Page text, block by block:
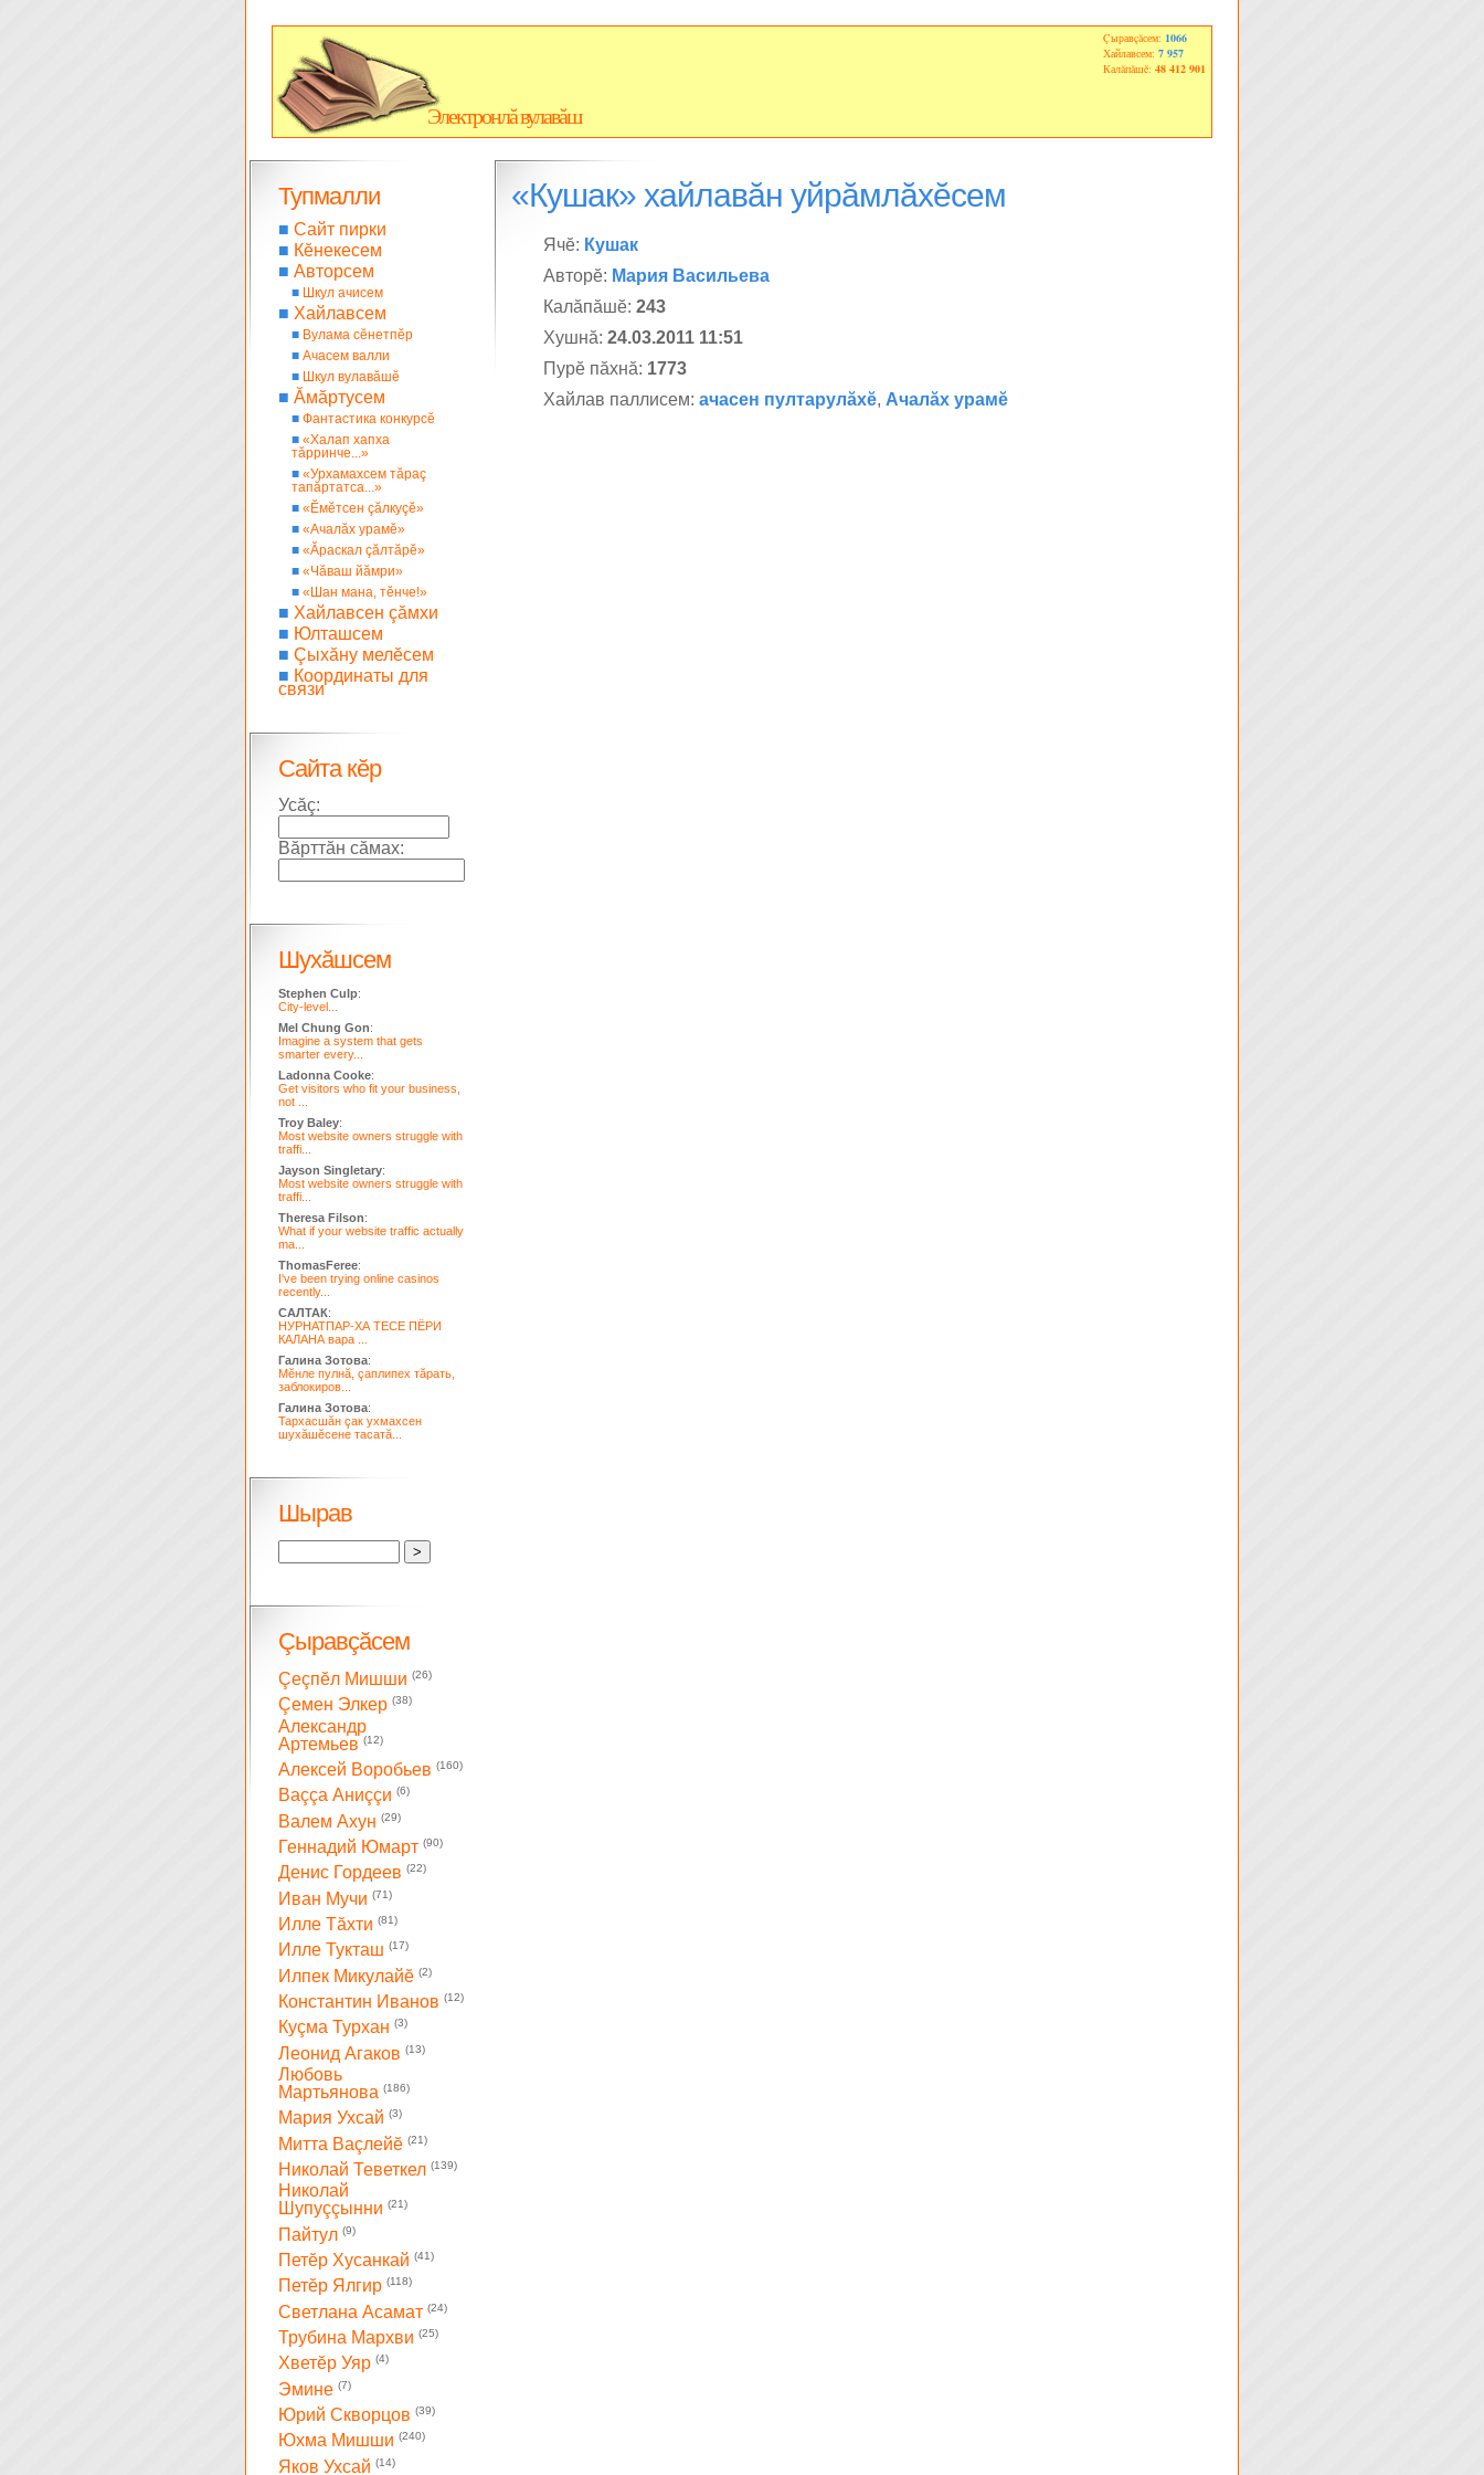
Электронлă вулавăш
Çыравçăсем: 1066
Хайлавсем: 7 957
Калăпăшĕ: 48 412 901
«Кушак» хайлавăн уйрăмлăхĕсем
Ячĕ: Кушак
Авторĕ: Мария Васильева
Калăпăшĕ: 243
Хушнă: 24.03.2011 11:51
Пурĕ пăхнă: 1773
Хайлав паллисем: ачасен пултарулăхĕ, Ачалăх урамĕ
Тупмалли
■ Сайт пирки
■ Кĕнекесем
■ Авторсем
■ Шкул ачисем
■ Хайлавсем
■ Вулама сĕнетпĕр
■ Ачасем валли
■ Шкул вулавăшĕ
■ Ăмăртусем
■ Фантастика конкурсĕ
■ «Халап хапха
тăрринче...»
■ «Урхамахсем тăраç
тапăртатса...»
■ «Ĕмĕтсен çăлкуçĕ»
■ «Ачалăх урамĕ»
■ «Ăраскал çăлтăрĕ»
■ «Чăваш йăмри»
■ «Шан мана, тĕнче!»
■ Хайлавсен çăмхи
■ Юлташсем
■ Çыхăну мелĕсем
■ Координаты для
связи
Сайта кĕр
Усăç:
Вăрттăн сăмах:
Шухăшсем
Stephen Culp:
City-level...
Mel Chung Gon:
Imagine a system that gets
smarter every...
Ladonna Cooke:
Get visitors who fit your business,
not ...
Troy Baley:
Most website owners struggle with
traffi...
Jayson Singletary:
Most website owners struggle with
traffi...
Theresa Filson:
What if your website traffic actually
ma...
ThomasFeree:
I've been trying online casinos
recently...
САЛТАК:
НУРНАТПАР-ХА ТЕСЕ ПЁРИ
КАЛАНА вара ...
Галина Зотова:
Мĕнле пулнă, çаплипех тăрать,
заблокиров...
Галина Зотова:
Тархасшăн çак ухмахсен
шухăшĕсене тасатă...
Шырав
Çыравçăсем
Çеçпĕл Мишши (26)
Çемен Элкер (38)
Александр
Артемьев (12)
Алексей Воробьев (160)
Ваççа Аниççи (6)
Валем Ахун (29)
Геннадий Юмарт (90)
Денис Гордеев (22)
Иван Мучи (71)
Илле Тăхти (81)
Илле Тукташ (17)
Илпек Микулайĕ (2)
Константин Иванов (12)
Куçма Турхан (3)
Леонид Агаков (13)
Любовь
Мартьянова (186)
Мария Ухсай (3)
Митта Ваçлейĕ (21)
Николай Теветкел (139)
Николай
Шупуççынни (21)
Пайтул (9)
Петĕр Хусанкай (41)
Петĕр Ялгир (118)
Светлана Асамат (24)
Трубина Мархви (25)
Хветĕр Уяр (4)
Эмине (7)
Юрий Скворцов (39)
Юхма Мишши (240)
Яков Ухсай (14)